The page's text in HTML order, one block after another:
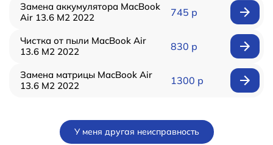
Замена аккумулятора MacBook
Air 13.6 M2 2022
745 р
Чистка от пыли MacBook Air
13.6 M2 2022
830 р
Замена матрицы MacBook Air
13.6 M2 2022
1300 р
У меня другая неисправность